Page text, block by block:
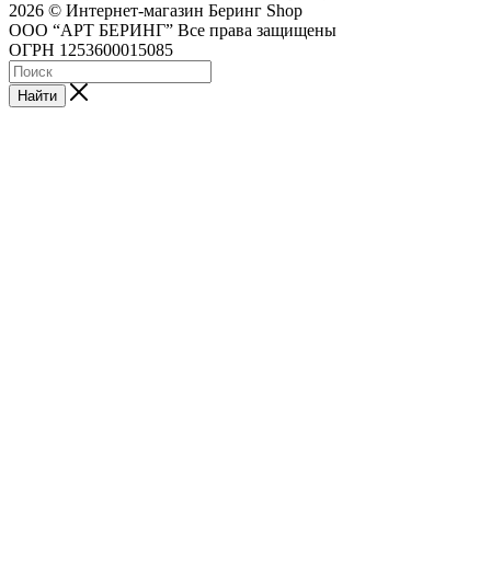
2026 © Интернет-магазин Беринг Shop
ООО “АРТ БЕРИНГ” Все права защищены
ОГРН 1253600015085
Найти